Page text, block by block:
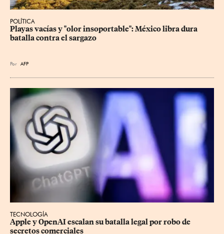
POLÍTICA
Playas vacías y "olor insoportable": México libra dura
batalla contra el sargazo
Por AFP
TECNOLOGÍA
Apple y OpenAI escalan su batalla legal por robo de
secretos comerciales